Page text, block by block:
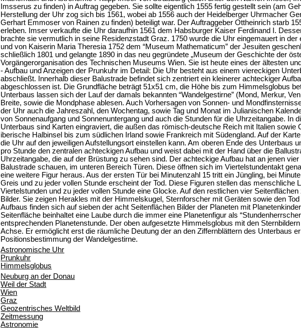
Imsserus zu finden) in Auftrag gegeben. Sie sollte eigentlich 1555 fertig gestellt sein (am
Herstellung der Uhr zog sich bis 1561, wobei ab 1556 auch der Heidelberger Uhrmacher
Gerhart Emmoser von Rainen zu finden) beteiligt war. Der Auftraggeber Ottheinrich starb
erleben. Imser verkaufte die Uhr daraufhin 1561 dem Habsburger Kaiser Ferdinand I.
brachte sie vermutlich in seine Residenzstadt Graz. 1750 wurde die Uhr eingemauert in
und von Kaiserin Maria Theresia 1752 dem “Museum Mathematicum” der Jesuiten
schließlich 1801 und gelangte 1890 in das neu gegründete „Museum der Geschichte der
Vorgängerorganisation des Technischen Museums Wien. Sie ist heute eines der ältesten
- Aufbau und Anzeigen der Prunkuhr im Detail: Die Uhr besteht aus einem viereckigen
abschließt. Innerhalb dieser Balustrade befindet sich zentriert ein kleinerer achteckiger
abgeschlossen ist. Die Grundfläche beträgt 51x51 cm, die Höhe bis zum Himmelsglobus
Unterbaus lassen sich der Lauf der damals bekannten “Wandelgestirne” (Mond, Merkur,
Breite, sowie die Mondphase ablesen. Auch Vorhersagen von Sonnen- und
der Uhr auch die Jahreszahl, den Wochentag, sowie Tag und Monat im Julianischen
von Sonnenaufgang und Sonnenuntergang und auch die Stunden für die Uhrzeitangabe. In
Unterbaus sind Karten eingraviert, die außen das römisch-deutsche Reich mit Italien sowie
iberische Halbinsel bis zum südlichen Irland sowie Frankreich mit Südengland. Auf der
die Uhr auf den jeweiligen Aufstellungsort einstellen kann. Am oberen Ende des Unterbaus
pro Stunde den zentralen achteckigen Aufbau und weist dabei mit der Hand über die
Uhrzeitangabe, die auf der Brüstung zu sehen sind. Der achteckige Aufbau hat an jenen
Balustrade schauen, im unteren Bereich Türen. Diese öffnen sich im Viertelstundentakt
eine weitere Figur heraus. Aus der ersten Tür bei Minutenzahl 15 tritt ein Jüngling, bei
Greis und zu jeder vollen Stunde erscheint der Tod. Diese Figuren stellen das menschliche
Viertelstunden und zu jeder vollen Stunde eine Glocke. Auf den restlichen vier
Bilder. Sie zeigen Herakles mit der Himmelskugel, Sternforscher mit Geräten sowie den
Aufbaus finden sich auf sieben der acht Seitenflächen Bilder der Planeten mit
Seitenfläche beinhaltet eine Laube durch die immer eine Planetenfigur als
entsprechenden Planetenstunde. Der oben aufgesetzte Himmelsglobus mit den
Achse. Er ermöglicht erst die räumliche Deutung der an den Ziffernblättern des Unterbaus
Positionsbestimmung der Wandelgestirne.
Astronomische Uhr
Prunkuhr
Himmelsglobus
Neuburg an der Donau
Weil der Stadt
Wien
Graz
Geozentrisches Weltbild
Zeitmessung
Astronomie